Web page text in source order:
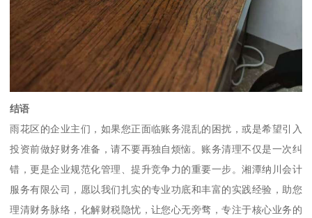
结语
雨花区的企业主们，如果您正面临账务混乱的困扰，或是希望引入
投资前做好财务准备，请不要再独自烦恼。账务清理不仅是一次纠
错，更是企业规范化管理、提升竞争力的重要一步。湘潭纳川会计
服务有限公司，愿以我们扎实的专业功底和丰富的实践经验，助您
理清财务脉络，化解财税隐忧，让您心无旁骛，专注于核心业务的